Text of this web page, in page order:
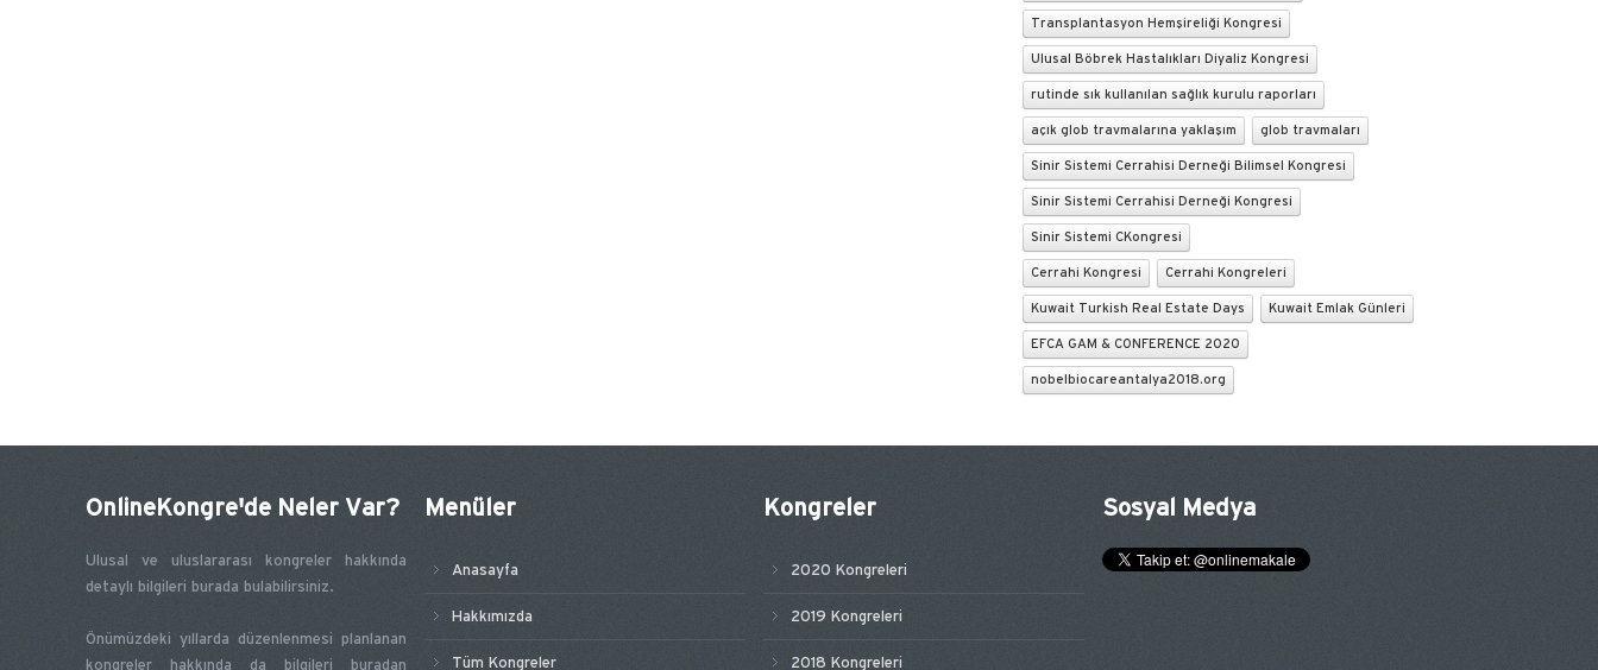
Transplantasyon Hemşireliği Kongresi
Ulusal Böbrek Hastalıkları Diyaliz Kongresi
rutinde sık kullanılan sağlık kurulu raporları
açık glob travmalarına yaklaşım glob travmaları
Sinir Sistemi Cerrahisi Derneği Bilimsel Kongresi
Sinir Sistemi Cerrahisi Derneği Kongresi
Sinir Sistemi CKongresi
Cerrahi Kongresi Cerrahi Kongreleri
Kuwait Turkish Real Estate Days Kuwait Emlak Günleri
EFCA GAM & CONFERENCE 2020
nobelbiocareantalya2018.org
OnlineKongre'de Neler Var?
Ulusal ve uluslararası kongreler hakkında
detaylı bilgileri burada bulabilirsiniz.
Önümüzdeki yıllarda düzenlenmesi planlanan
kongreler hakkında da bilgileri buradan
Menüler
Anasayfa
Hakkımızda
Tüm Kongreler
Kongreler
2020 Kongreleri
2019 Kongreleri
2018 Kongreleri
Sosyal Medya